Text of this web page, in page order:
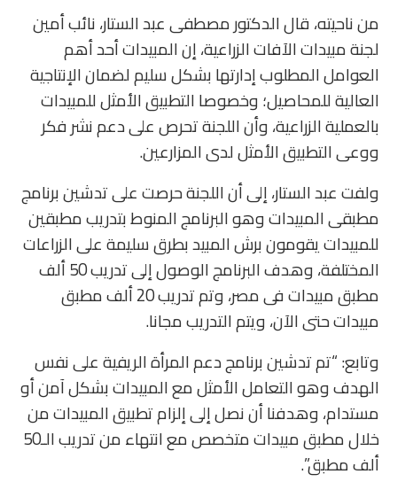
من ناحيته، قال الدكتور مصطفى عبد الستار، نائب أمين
لجنة مبيدات الآفات الزراعية، إن المبيدات أحد أهم
العوامل المطلوب إدارتها بشكل سليم لضمان الإنتاجية
العالية للمحاصيل؛ وخصوصا التطبيق الأمثل للمبيدات
بالعملية الزراعية، وأن اللجنة تحرص على دعم نشر فكر
ووعى التطبيق الأمثل لدى المزارعين.
ولفت عبد الستار، إلى أن اللجنة حرصت على تدشين برنامج
مطبقى المبيدات وهو البرنامج المنوط بتدريب مطبقين
للمبيدات يقومون برش المبيد بطرق سليمة على الزراعات
المختلفة، وهدف البرنامج الوصول إلى تدريب 50 ألف
مطبق مبيدات فى مصر، وتم تدريب 20 ألف مطبق
مبيدات حتى الآن، ويتم التدريب مجانا.
وتابع: “تم تدشين برنامج دعم المرأة الريفية على نفس
الهدف وهو التعامل الأمثل مع المبيدات بشكل آمن أو
مستدام، وهدفنا أن نصل إلى إلزام تطبيق المبيدات من
خلال مطبق مبيدات متخصص مع انتهاء من تدريب الـ50
ألف مطبق”.